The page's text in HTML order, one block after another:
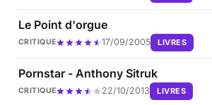
Le Point d'orgue
CRITIQUE 17/09/2005 LIVRES
Pornstar - Anthony Sitruk
CRITIQUE 22/10/2013 LIVRES